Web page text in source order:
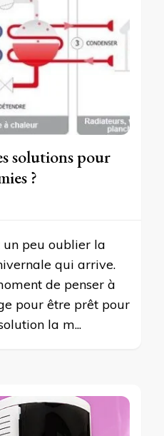
solutions pour
?
un peu oublier la
qui arrive.
de penser à
pour être prêt pour
la m...